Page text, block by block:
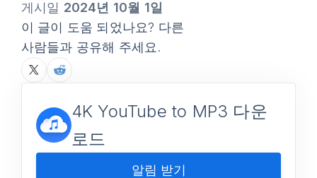
게시일 2024년 10월 1일
이 글이 도움 되었나요? 다른
사람들과 공유해 주세요.
4K YouTube to MP3 다운
로드
알림 받기